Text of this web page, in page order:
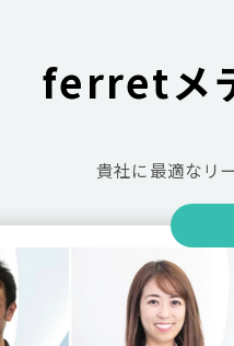
ferretメ
貴社に最適なリ